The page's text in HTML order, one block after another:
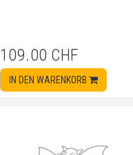
109.00 CHF
IN DEN WARENKORB